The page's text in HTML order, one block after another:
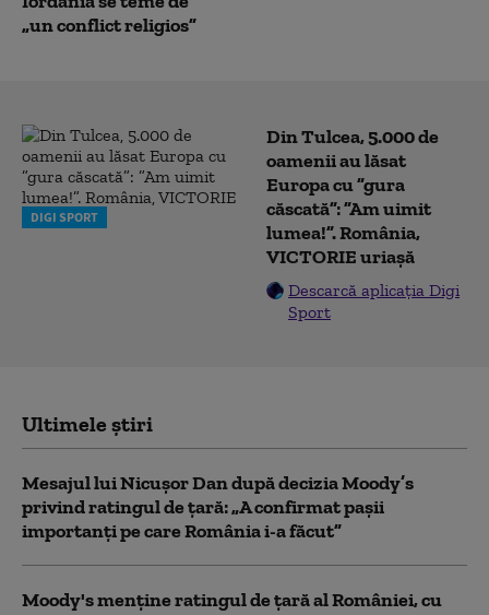
„un conflict religios”
DIGI SPORT
Din Tulcea, 5.000 de
oamenii au lăsat
Europa cu ”gura
căscată”: ”Am uimit
lumea!”. România,
VICTORIE uriașă
Descarcă aplicația Digi
Sport
Ultimele știri
Mesajul lui Nicușor Dan după decizia Moody’s
privind ratingul de țară: „A confirmat pașii
importanți pe care România i-a făcut”
Moody's menține ratingul de țară al României, cu